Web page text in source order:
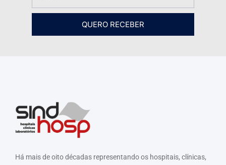
QUERO RECEBER
Há mais de oito décadas representando os hospitais, clínicas,